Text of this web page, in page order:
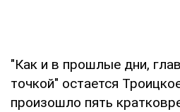
"Как и в прошлые дни,
точкой" остается
произошло пять